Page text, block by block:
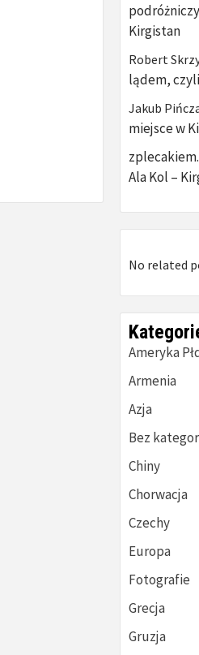
podróżniczy
Kirgistan
Robert
lądem,
Jakub
miejsce w
Ala Kol –
No related
Ameryka
Armenia
Azja
Bez
Chiny
Chorwacja
Czechy
Europa
Fotografie
Grecja
Gruzja